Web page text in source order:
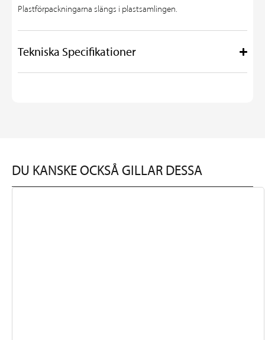
Plastförpackningarna slängs i plastsamlingen.
Tekniska Specifikationer
DU KANSKE OCKSÅ GILLAR DESSA